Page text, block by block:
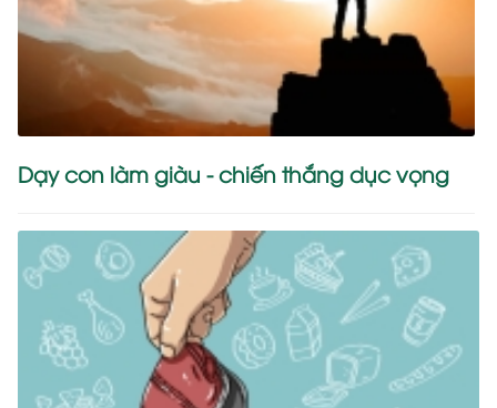
Dạy con làm giàu - chiến thắng dục vọng